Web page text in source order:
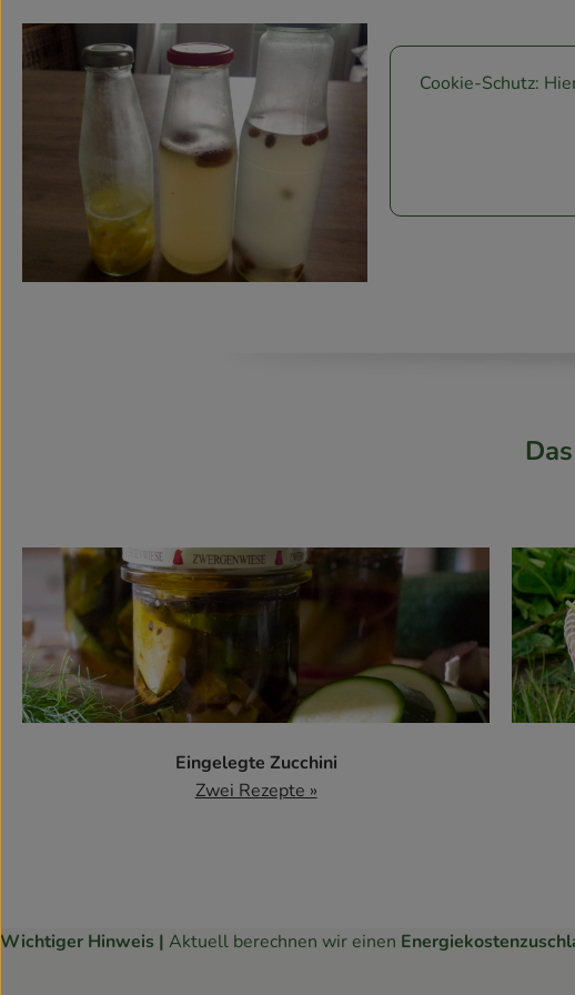
Cookie-Schutz:
Eingelegte Zucchini
Zwei Rezepte »
Wichtiger Hinweis | Aktuell berechnen wir einen